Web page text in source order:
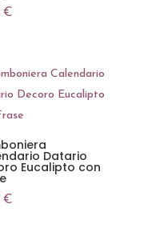
€
Datario
Eucalipto con
€